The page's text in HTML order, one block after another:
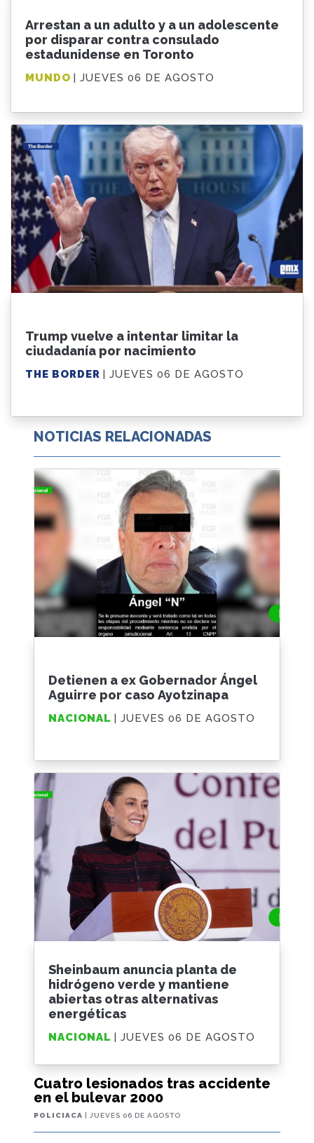
Arrestan a un adulto y a un adolescente
por disparar contra consulado
estadunidense en Toronto
MUNDO | JUEVES 06 DE AGOSTO
Trump vuelve a intentar limitar la
ciudadanía por nacimiento
THE BORDER | JUEVES 06 DE AGOSTO
NOTICIAS RELACIONADAS
Cuatro lesionados tras accidente
en el bulevar 2000
POLICIACA | JUEVES 06 DE AGOSTO
Detienen a ex Gobernador Ángel
Aguirre por caso Ayotzinapa
NACIONAL | JUEVES 06 DE AGOSTO
Sheinbaum anuncia planta de
hidrógeno verde y mantiene
abiertas otras alternativas
energéticas
NACIONAL | JUEVES 06 DE AGOSTO